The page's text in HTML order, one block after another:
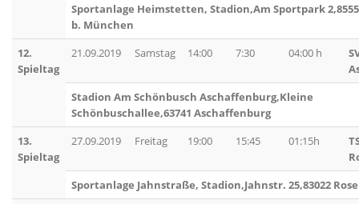
Sportanlage Heimstetten, Stadion,Am Sportpark
b. München
12.
Spieltag
21.09.2019 Samstag 14:00 7:30 04:00 h
Stadion Am Schönbusch Aschaffenburg,Kleine
Schönbuschallee,63741 Aschaffenburg
13.
Spieltag
27.09.2019 Freitag 19:00 15:45 01:15h
Sportanlage Jahnstraße, Stadion,Jahnstr. 25,83022